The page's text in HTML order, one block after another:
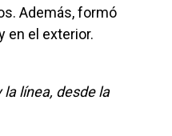
Además, formó
en el exterior.